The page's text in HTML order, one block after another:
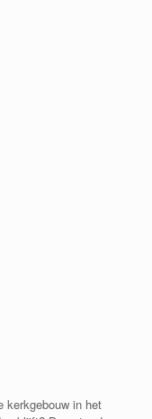
kerkgebouw in het